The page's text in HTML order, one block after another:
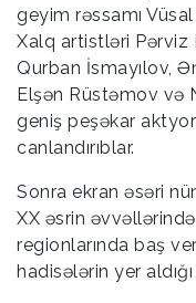
geyim rəssamı
Xalq artistləri Pərviz
Qurban İsmayılov,
Elşən Rüstəmov və
geniş peşəkar
canlandırıblar.
Sonra ekran əsəri
XX əsrin
regionlarında baş
hadisələrin yer